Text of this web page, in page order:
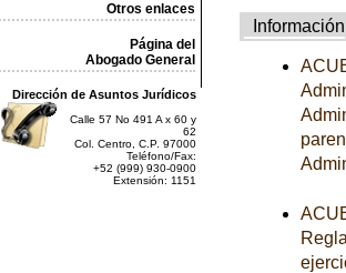
Otros enlaces
Página del
Abogado General
Dirección de Asuntos Jurídicos
Calle 57 No 491 A x 60 y
62
Col. Centro, C.P. 97000
Teléfono/Fax:
+52 (999) 930-0900
Extensión: 1151
Información